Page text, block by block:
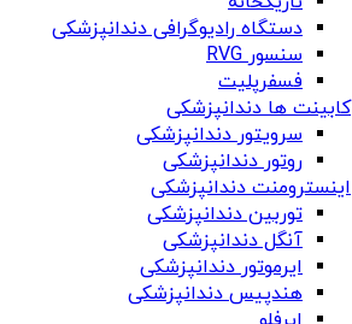
دستگاه‌ رادیوگرافی دندانپزشکی
سنسور RVG
فسفرپلیت
کابینت ها دندانپزشکی
سرویتور دندانپزشکی
روتور دندانپزشکی
اینسترومنت دندانپزشکی
توربین دندانپزشکی
آنگل دندانپزشکی
ایرموتور دندانپزشکی
هندپیس دندانپزشکی